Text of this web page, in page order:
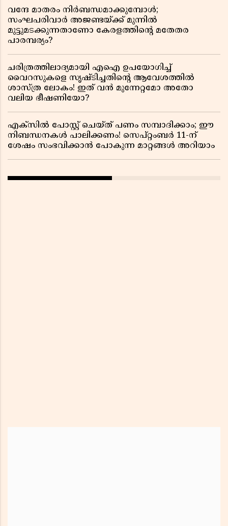
വന്ദേ മാതരം നിർബന്ധമാക്കുമ്പോൾ;
സംഘപരിവാർ അജണ്ടയ്ക്ക് മുന്നിൽ
മുട്ടുമടക്കുന്നതാണോ കേരളത്തിന്റെ മതേതര
പാരമ്പര്യം?
ചരിത്രത്തിലാദ്യമായി എഐ ഉപയോഗിച്ച്
വൈറസുകളെ സൃഷ്ടിച്ചതിന്റെ ആവേശത്തിൽ
ശാസ്ത്ര ലോകം! ഇത് വൻ മുന്നേറ്റമോ അതോ
വലിയ ഭീഷണിയോ?
എക്സിൽ പോസ്റ്റ് ചെയ്ത് പണം സമ്പാദിക്കാം; ഈ
നിബന്ധനകൾ പാലിക്കണം! സെപ്റ്റംബർ 11-ന്
ശേഷം സംഭവിക്കാൻ പോകുന്ന മാറ്റങ്ങൾ അറിയാം